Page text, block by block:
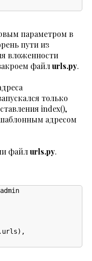
параметром в
пути из
вложенности
файлurls.py.
только
index(),
адресом
файлurls.py.